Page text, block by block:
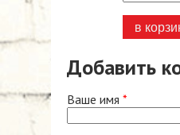
Добавить
Ваше имя *